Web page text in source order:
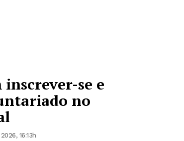
inscrever-se e
no
16:13h